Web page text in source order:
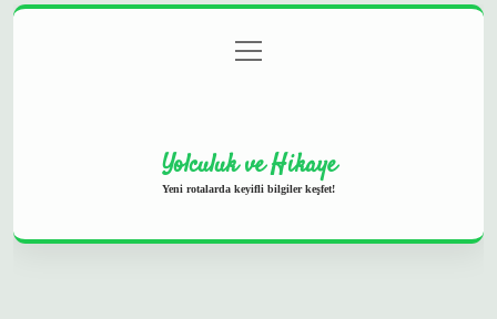
Gizlilik Politikası
menüyü
aç
Yolculuk ve Hikaye
Yeni rotalarda keyifli bilgiler keşfet!